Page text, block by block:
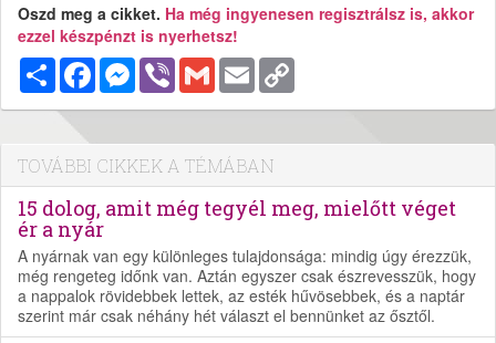
Oszd meg a cikket. Ha még ingyenesen regisztrálsz is, akkor
ezzel készpénzt is nyerhetsz!
MegosztásFacebookMessenger
Viber Gmail Email
TOVÁBBI CIKKEK A TÉMÁBAN
15 dolog, amit még tegyél meg, mielőtt véget
ér a nyár
A nyárnak van egy különleges tulajdonsága: mindig úgy érezzük,
még rengeteg időnk van. Aztán egyszer csak észrevesszük, hogy
a nappalok rövidebbek lettek, az esték hűvösebbek, és a naptár
szerint már csak néhány hét választ el bennünket az ősztől.